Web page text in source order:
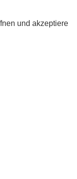
und akzeptiere